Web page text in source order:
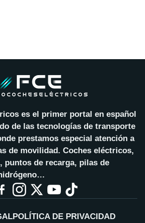
es el primer portal en español
de las tecnologías de transporte
prestamos especial atención a
de movilidad. Coches eléctricos,
puntos de recarga, pilas de
POLÍTICA DE PRIVACIDAD